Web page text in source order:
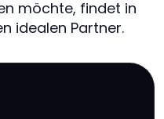
möchte, findet in
idealen Partner.